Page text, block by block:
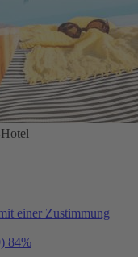
einer Zustimmung
84%